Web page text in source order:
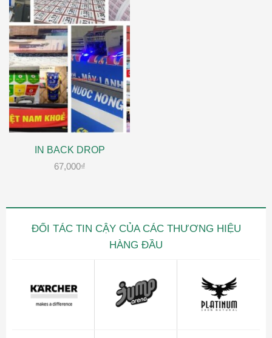
IN BACK DROP
67,000₫
ĐỐI TÁC TIN CẬY CỦA CÁC THƯƠNG HIỆU
HÀNG ĐẦU